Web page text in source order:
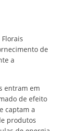
de
a
entram em
de efeito
captam a
produtos